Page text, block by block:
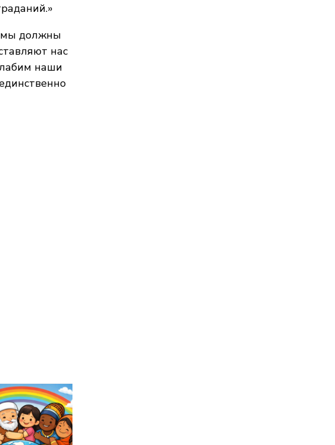
мы должны
нас
наши